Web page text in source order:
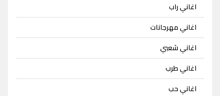
اغاني راب
اغاني مهرجانات
اغاني شعبي
اغاني طرب
اغاني حب